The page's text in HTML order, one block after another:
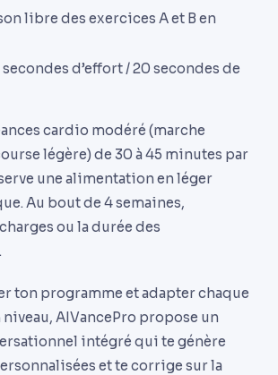
libre des exercices A et B en
d’effort / 20 secondes de
cardio modéré (marche
légère) de 30 à 45 minutes par
une alimentation en léger
Au bout de 4 semaines,
ou la durée des
ton programme et adapter chaque
AIVancePro propose un
intégré qui te génère
et te corrige sur la